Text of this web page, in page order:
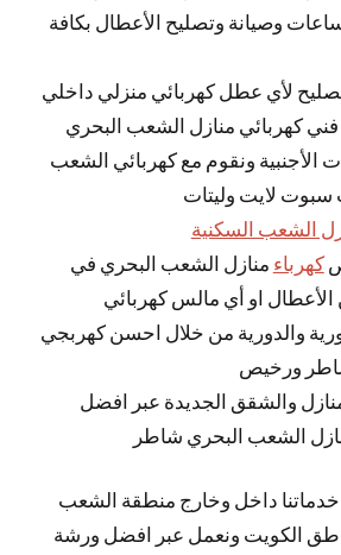
وصيانة وتصليح الأعطال بكافة
لأي عطل كهربائي منزلي داخلي
كهربائي منازل الشعب البحري
الأجنبية ونقوم مع كهربائي الشعب
سبوت لايت وليتات
الشعب السكنية
كهرباء منازل الشعب البحري في
او أي مالس كهربائي
والدورية من خلال احسن كهربجي
ورخيص
والشقق الجديدة عبر افضل
الشعب البحري شاطر
خدماتنا داخل وخارج منطقة الشعب
الكويت ونعمل عبر افضل ورشة